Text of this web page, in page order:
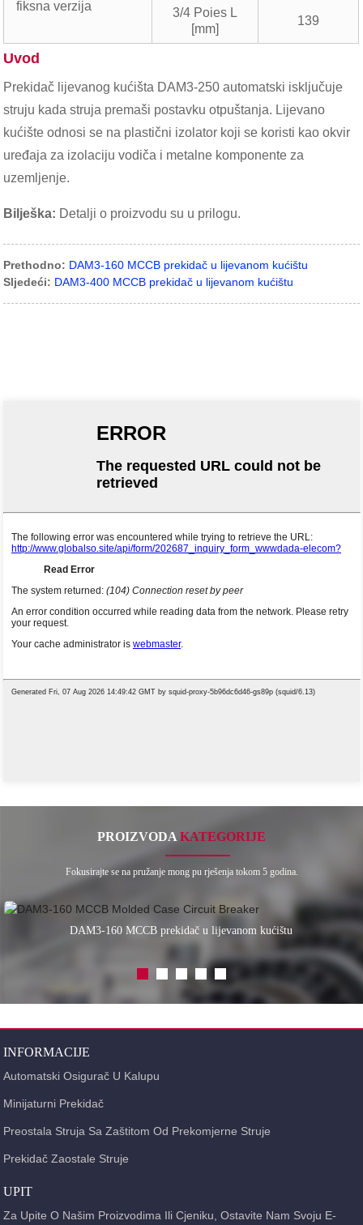
fiksna verzija
3/4 Poies L
[mm]
139
Uvod
Prekidač lijevanog kućišta DAM3-250 automatski isključuje
struju kada struja premaši postavku otpuštanja. Lijevano
kućište odnosi se na plastični izolator koji se koristi kao okvir
uređaja za izolaciju vodiča i metalne komponente za
uzemljenje.
Bilješka: Detalji o proizvodu su u prilogu.
Prethodno: DAM3-160 MCCB prekidač u lijevanom kućištu
Sljedeći: DAM3-400 MCCB prekidač u lijevanom kućištu
PROIZVODA KATEGORIJE
Fokusirajte se na pružanje mong pu rješenja tokom 5 godina.
DAM3-160 MCCB prekidač u lijevanom kućištu
INFORMACIJE
Automatski Osigurač U Kalupu
Minijaturni Prekidač
Preostala Struja Sa Zaštitom Od Prekomjerne Struje
Prekidač Zaostale Struje
UPIT
Za Upite O Našim Proizvodima Ili Cjeniku, Ostavite Nam Svoju E-